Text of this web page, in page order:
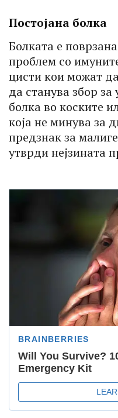
Постојана болка
Болката е
проблем со
цисти кои можат
да станува збор за
болка во коските
која не минува за
предзнак за
утврди нејзината